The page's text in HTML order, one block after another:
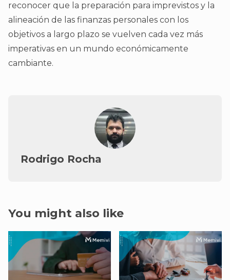
reconocer que la preparación para imprevistos y la
alineación de las finanzas personales con los
objetivos a largo plazo se vuelven cada vez más
imperativas en un mundo económicamente
cambiante.
Rodrigo Rocha
You might also like